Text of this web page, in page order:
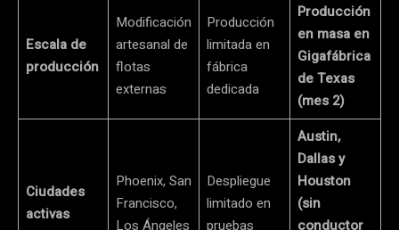
Escala de
producción
Modificación
artesanal de
flotas
externas
Producción
limitada en
fábrica
dedicada
Producción
en masa en
Gigafábrica
de Texas
(mes 2)
Ciudades
activas
Phoenix, San
Francisco,
Los Ángeles
Despliegue
limitado en
pruebas
Austin,
Dallas y
Houston
(sin
conductor